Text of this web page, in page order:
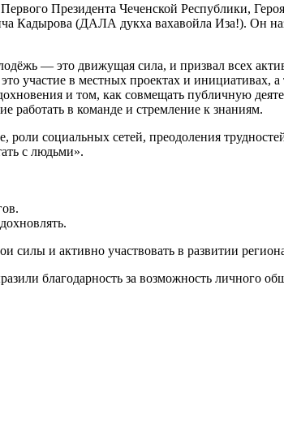
Президента Чеченской Республики,
Кадырова (ДАЛА дукха вахавойла Иза!). Он
— это движущая сила, и призвал всех
в местных проектах и инициативах, а
и том, как совмещать публичную
работать в команде и стремление к знаниям.
роли социальных сетей, преодоления
с людьми».
силы и активно участвовать в развитии
благодарность за возможность личного